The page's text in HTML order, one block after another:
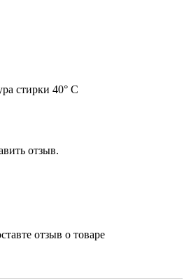
стирки 40° С
отзыв.
отзыв о товаре